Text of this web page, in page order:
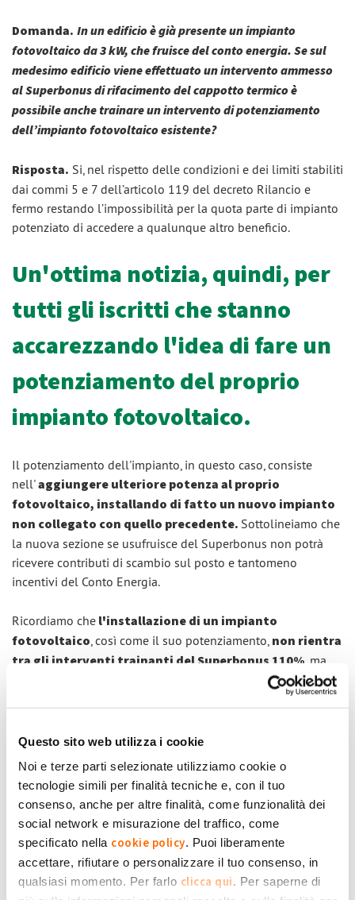
Questo sito web utilizza i cookie
Noi e terze parti selezionate utilizziamo cookie o
tecnologie simili per finalità tecniche e, con il tuo
consenso, anche per altre finalità, come funzionalità dei
social network e misurazione del traffico, come
specificato nella cookie policy. Puoi liberamente
accettare, rifiutare o personalizzare il tuo consenso, in
qualsiasi momento. Per farlo clicca qui. Per saperne di
Domanda. In un edificio è già presente un impianto
fotovoltaico da 3 kW, che fruisce del conto energia. Se sul
medesimo edificio viene effettuato un intervento ammesso
al Superbonus di rifacimento del cappotto termico è
possibile anche trainare un intervento di potenziamento
dell’impianto fotovoltaico esistente?
Risposta. Si, nel rispetto delle condizioni e dei limiti stabiliti
dai commi 5 e 7 dell’articolo 119 del decreto Rilancio e
fermo restando l’impossibilità per la quota parte di impianto
potenziato di accedere a qualunque altro beneficio.
Un'ottima notizia, quindi, per
tutti gli iscritti che stanno
accarezzando l'idea di fare un
potenziamento del proprio
impianto fotovoltaico.
Il potenziamento dell'impianto, in questo caso, consiste
nell'aggiungere ulteriore potenza al proprio
fotovoltaico, installando di fatto un nuovo impianto
non collegato con quello precedente. Sottolineiamo che
la nuova sezione se usufruisce del Superbonus non potrà
ricevere contributi di scambio sul posto e tantomeno
incentivi del Conto Energia.
Ricordiamo che l'installazione di un impianto
fotovoltaico, così come il suo potenziamento, non rientra
tra gli interventi trainanti del Superbonus 110% , ma
. Significa che se
viene realizzato uno degli interventi trainanti (ad es. il
climatizzazione o i lavori di adeguamento antisismico) è
quello già esistente.
Per chi volesse leggere tutti i quesiti della Circolare,
inseriamo qui il collegamento al documento completo.